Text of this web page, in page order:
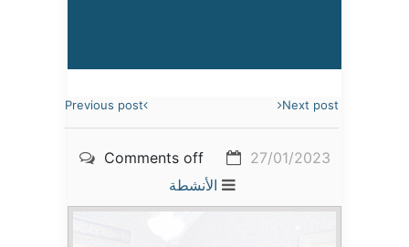
Previous post Next post
27/01/2023
Comments off
الأنشطة